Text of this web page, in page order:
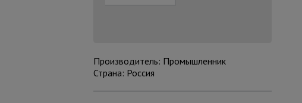
Производитель: Промышленник
Страна: Россия